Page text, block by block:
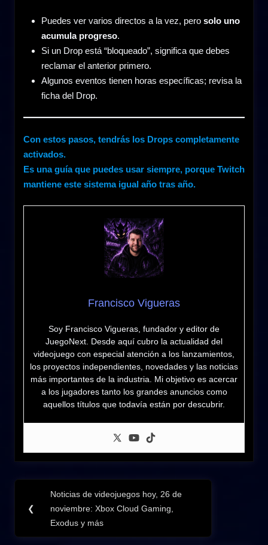
Puedes ver varios directos a la vez, pero solo uno
acumula progreso.
Si un Drop está “bloqueado”, significa que debes
reclamar el anterior primero.
Algunos eventos tienen horas específicas; revisa la
ficha del Drop.
Con estos pasos, tendrás los Drops completamente
activados.
Es una guía que puedes usar siempre, porque Twitch
mantiene este sistema igual año tras año.
Francisco Vigueras
Soy Francisco Vigueras, fundador y editor de
JuegoNext. Desde aquí cubro la actualidad del
videojuego con especial atención a los lanzamientos,
los proyectos independientes, novedades y las noticias
más importantes de la industria. Mi objetivo es acercar
a los jugadores tanto los grandes anuncios como
aquellos títulos que todavía están por descubrir.
Navegación
de
entradas
❮
Previous
Post:
Noticias de videojuegos hoy, 26 de
noviembre: Xbox Cloud Gaming,
Exodus y más